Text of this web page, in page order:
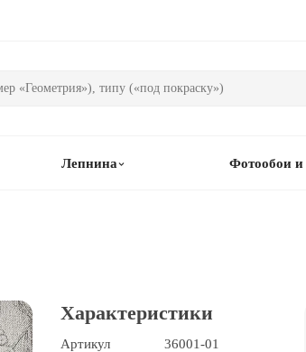
Лепнина Фотообои и
Характеристики
Артикул 36001-01